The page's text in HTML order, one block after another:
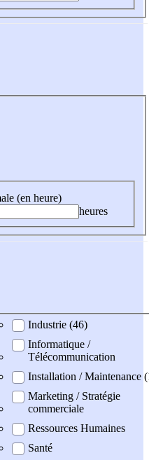
(en heure)
heures
Industrie (46)
Informatique /
Télécommunication
Installation / Maintenance
Marketing / Stratégie
commerciale
Ressources Humaines
Santé